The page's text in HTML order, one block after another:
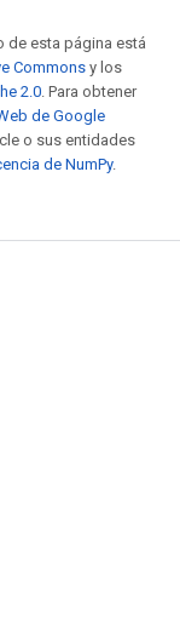
de esta página está
Commons y los
2.0. Para obtener
de Google
o sus entidades
de NumPy.